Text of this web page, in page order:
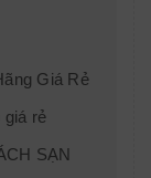
Giá Rẻ
giá rẻ
SẠN